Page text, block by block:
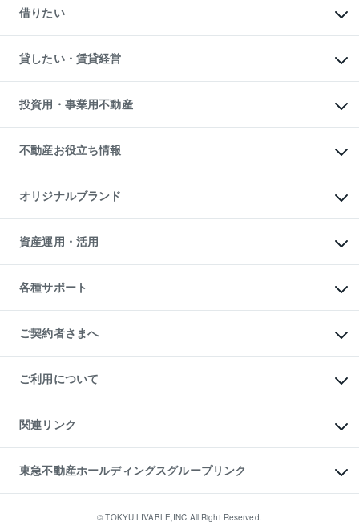
中古一戸建ての購入
不動産購入の流れ
注目キーワード物件特集
購入ガイド
English 繁体中文簡体中文
一戸建ての売却・査定
土地の売却・査定
スピードAI査定
不動産査定について
不動産売却の流れ
不動産買換えの流れ
売却ガイド
借りたい
オフィス・店舗の賃貸
借りるときの流れ
借りるガイド
貸したい・賃貸経営
マンション賃料データ
賃貸管理プラン
リロケーションについて
貸すガイド
投資用・事業用不動産
事業用不動産
マンション投資
投資用マンション
アパート経営
収益物件
ビル購入（ビル一棟）
投資用不動産の売却査定
事業用不動産の売却査定
不動産お役立ち情報
マンションライブラリー
人気マンションランキング
暮らしに役立つ不動産メディア
不動産相場・不動産価格情報
不動産コラム・ニュース
不動産用語集
不動産なんでもネット相談室
住まいの税金
オリジナルブランド
一棟リノベーションマンション
L`GENTE（ルジェンテ）
区分リノベーションマンション
投資用一棟レジデンスWELL
不動産小口投資
LEGACIA（レガシア）
資産運用・活用
不動産M&A
アセットマネジメント・出資
各種サポート
相続サポート
リフォームサポート
ご契約者さまへ
ご紹介・再契約特典
入居者様専用-各種ご案内（賃貸）
東急こすもす会「こすもすWeb」
ご利用について
金融商品取引について
東急リバブル ソーシャルメディアポリシー
ご意見・お問い合わせ（金融商品取引専用の相談・お問い合わせ窓口）
ダイレクトメール（郵送物）・Eメールなどの送付停止について
関連リンク
これからご結婚される方に東急百貨店のブライダルクラブ
人材サービスのご用命は 東急リバブルスタッフ株式会社まで
東北の逸品を贈ります 東北すぐれものセレクション
東急不動産ホールディングスグループリンク
東急コミュニティー© TOKYU LIVABLE,INC.All Right Reserved.